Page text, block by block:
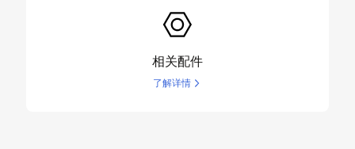
相关配件
了解详情